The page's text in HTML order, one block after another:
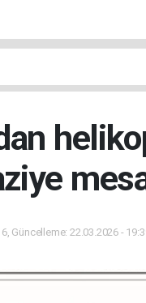
Güncelleme: 22.03.2026 -